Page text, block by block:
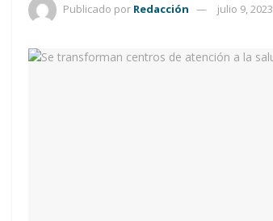
Publicado por Redacción julio 9, 2023